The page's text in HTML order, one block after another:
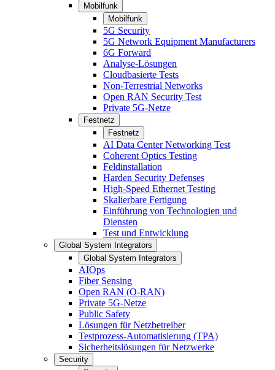
Mobilfunk
Mobilfunk
5G Security
5G Network Equipment Manufacturers
6G Forward
Analyse-Lösungen
Cloudbasierte Tests
Non-Terrestrial Networks
Open RAN Security Test
Private 5G-Netze
Festnetz
Festnetz
AI Data Center Networking Test
Coherent Optics Testing
Feldinstallation
Harden Security Defenses
High-Speed Ethernet Testing
Skalierbare Fertigung
Einführung von Technologien und
Diensten
Test und Entwicklung
Global System Integrators
Global System Integrators
AIOps
Fiber Sensing
Open RAN (O-RAN)
Private 5G-Netze
Public Safety
Lösungen für Netzbetreiber
Testprozess-Automatisierung (TPA)
Sicherheitslösungen für Netzwerke
Security